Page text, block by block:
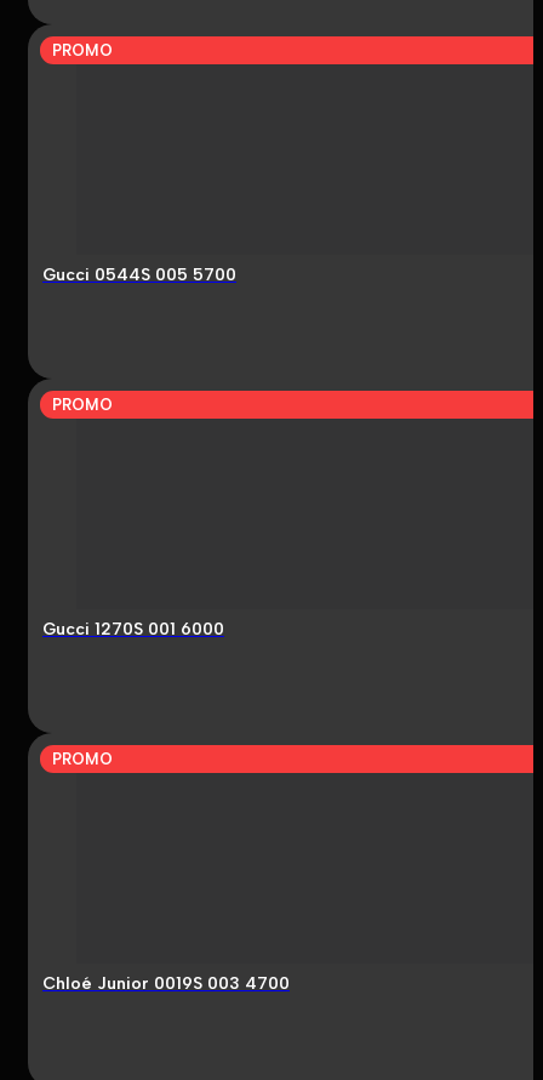
PROMO
Gucci 0544S 005 5700
PROMO
Gucci 1270S 001 6000
PROMO
Chloé Junior 0019S 003 4700